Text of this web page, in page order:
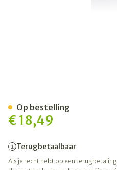
€ 18,49
Terugbetaalbaar
Als je recht hebt op een
Op bestelling